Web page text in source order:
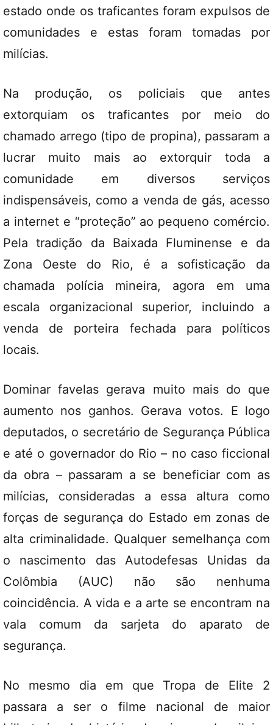
estado onde os traficantes foram expulsos de
comunidades e estas foram tomadas por
milícias.
Na produção, os policiais que antes
extorquiam os traficantes por meio do
chamado arrego (tipo de propina), passaram a
lucrar muito mais ao extorquir toda a
comunidade em diversos serviços
indispensáveis, como a venda de gás, acesso
a internet e “proteção” ao pequeno comércio.
Pela tradição da Baixada Fluminense e da
Zona Oeste do Rio, é a sofisticação da
chamada polícia mineira, agora em uma
escala organizacional superior, incluindo a
venda de porteira fechada para políticos
locais.
Dominar favelas gerava muito mais do que
aumento nos ganhos. Gerava votos. E logo
deputados, o secretário de Segurança Pública
e até o governador do Rio – no caso ficcional
da obra – passaram a se beneficiar com as
milícias, consideradas a essa altura como
forças de segurança do Estado em zonas de
alta criminalidade. Qualquer semelhança com
o nascimento das Autodefesas Unidas da
Colômbia (AUC) não são nenhuma
coincidência. A vida e a arte se encontram na
vala comum da sarjeta do aparato de
segurança.
No mesmo dia em que Tropa de Elite 2
passara a ser o filme nacional de maior